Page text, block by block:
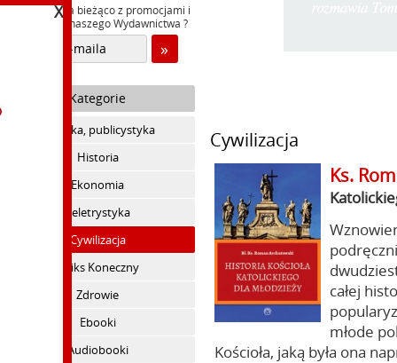
Chcesz być na bieżąco z promocjami i
nowościami naszego Wydawnictwa ?
Kategorie
Polityka, publicystyka
Historia
Ekonomia
Beletrystyka
Cywilizacja
Feliks Koneczny
Zdrowie
Ebooki
Audiobooki
Cywilizacja
Ks.
całej
młode
Kościoła, jaką była ona
X